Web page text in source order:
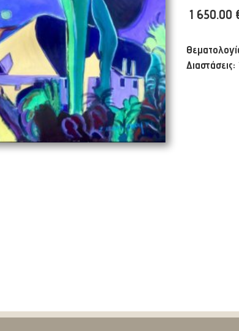
1 650.00
Διαστάσεις: